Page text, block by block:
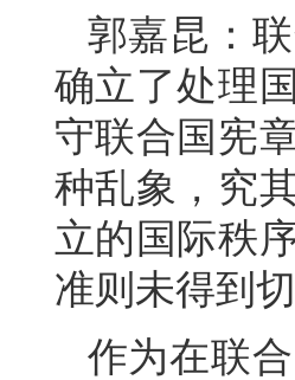
郭嘉昆：
确立了处理
守联合国宪
种乱象，究
立的国际秩
准则未得到切
作为在联